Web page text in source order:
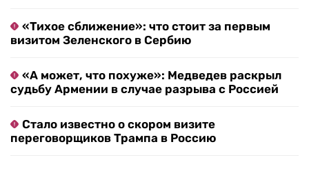
«Тихое сближение»: что стоит за первым
визитом Зеленского в Сербию
«А может, что похуже»: Медведев раскрыл
судьбу Армении в случае разрыва с Россией
Стало известно о скором визите
переговорщиков Трампа в Россию